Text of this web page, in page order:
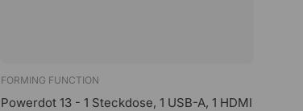
FORMING FUNCTION
Powerdot 13 - 1 Steckdose, 1 USB-A, 1 HDMI